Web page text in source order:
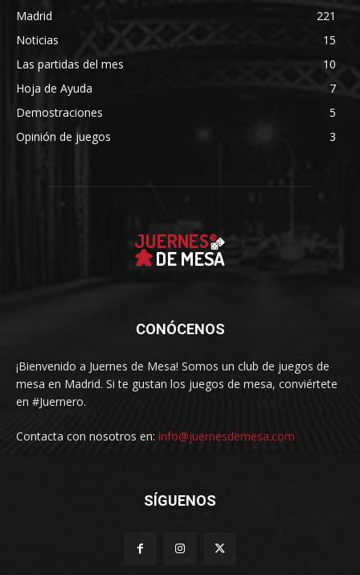
Madrid
221
Noticias
15
Las partidas del mes
10
Hoja de Ayuda
7
Demostraciones
5
Opinión de juegos
3
CONÓCENOS
¡Bienvenido a Juernes de Mesa! Somos un club de juegos de
mesa en Madrid. Si te gustan los juegos de mesa, conviértete
en #Juernero.
Contacta con nosotros en: info@juernesdemesa.com
SÍGUENOS